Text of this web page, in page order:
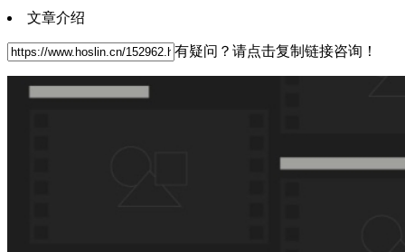
文章介绍
有疑问？请点击复制链接咨询！